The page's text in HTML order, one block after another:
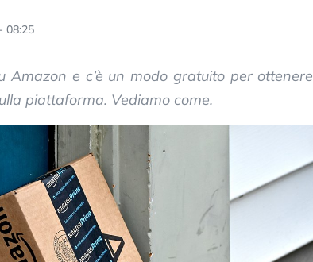
08:25
Amazon e c’è un modo gratuito per ottenere
piattaforma. Vediamo come.